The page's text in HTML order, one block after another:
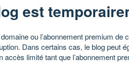
est
ou l’abonnement premium de
Dans certains cas, le blog peut
accès limité tant que l’abonnement